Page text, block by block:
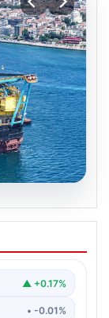
için
▲ +0.17%
• -0.01%